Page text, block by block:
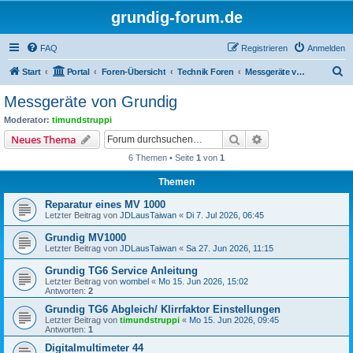
grundig-forum.de
FAQ Anmelden
Registrieren
Start Portal Foren-Übersicht Technik Foren Messgeräte von Grundig
Messgeräte von Grundig
Moderator: timundstruppi
Neues Thema Suche
6 Themen • Seite 1 von 1
Themen
Reparatur eines MV 1000
Letzter Beitrag von JDLausTaiwan « Di 7. Jul 2026, 06:45
Grundig MV1000
Letzter Beitrag von JDLausTaiwan « Sa 27. Jun 2026, 11:15
Grundig TG6 Service Anleitung
Letzter Beitrag von wombel « Mo 15. Jun 2026, 15:02
Antworten: 2
Grundig TG6 Abgleich/ Klirrfaktor Einstellungen
Letzter Beitrag von timundstruppi « Mo 15. Jun 2026, 09:45
Antworten: 1
Digitalmultimeter 44